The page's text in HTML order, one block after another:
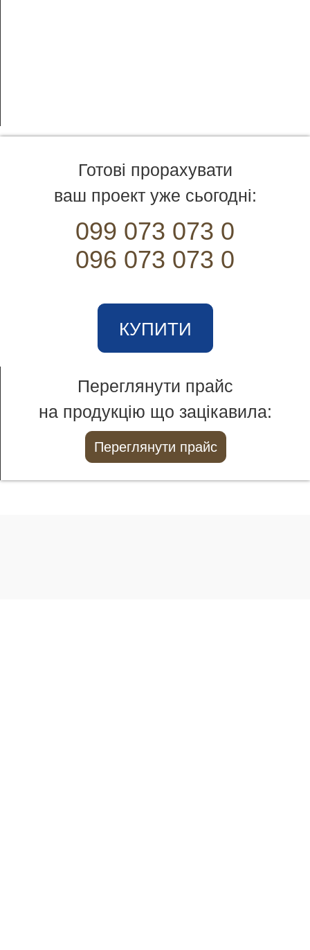
Готові прорахувати
ваш проект уже сьогодні:
099 073 073 0
096 073 073 0
КУПИТИ
Переглянути прайс
на продукцію що зацікавила:
Переглянути прайс